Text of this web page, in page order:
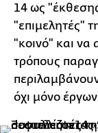
14 ως
"επιμελητές"
"κοινό" και να
τρόπους
όχι μόνο